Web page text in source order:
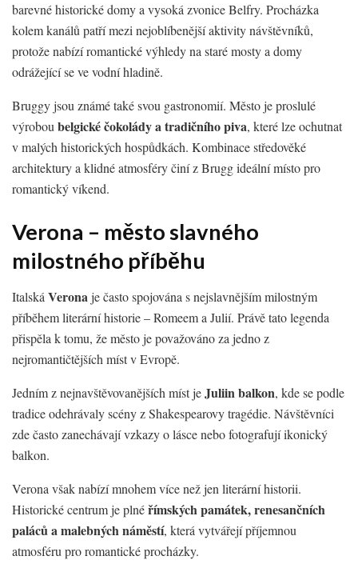
barevné historické domy a vysoká zvonice Belfry. Procházka
kolem kanálů patří mezi nejoblíbenější aktivity návštěvníků,
protože nabízí romantické výhledy na staré mosty a domy
odrážející se ve vodní hladině.
Bruggy jsou známé také svou gastronomií. Město je proslulé
výroboubelgické čokolády a tradičního piva, které lze ochutnat
v malých historických hospůdkách. Kombinace středověké
architektury a klidné atmosféry činí z Brugg ideální místo pro
romantický víkend.
Verona – město slavného
milostného příběhu
Italská Verona je často spojována s nejslavnějším milostným
příběhem literární historie – Romeem a Julií. Právě tato legenda
přispěla k tomu, že město je považováno za jedno z
nejromantičtějších míst v Evropě.
Jedním z nejnavštěvovanějších míst jeJuliin balkon, kde se podle
tradice odehrávaly scény z Shakespearovy tragédie. Návštěvníci
zde často zanechávají vzkazy o lásce nebo fotografují ikonický
balkon.
Verona však nabízí mnohem více než jen literární historii.
Historické centrum je plnéřímských památek, renesančních
paláců a malebných náměstí, která vytvářejí příjemnou
atmosféru pro romantické procházky.